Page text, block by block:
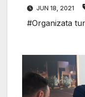
JUN 18, 2021
#Organizata